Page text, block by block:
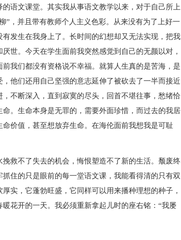
语文课堂。其实我从事语文教学以来，对于自己所上
”，并且带有教师个人主义色彩。从来没有为了上好一
发生在我身上了。长时间的幻想却又无法实现，把我
世。今天在学生面前我突然感觉到自己的无颜以对，
我们都没有资格说不幸福。就算人生真的是苦海，是
他们还用自己坚强的意志延伸了被砍去了一半而接近
不断深入，直到寂寞的尽头，回首不堪往事，愁绪恰
。生命本身是无罪的，需要外面珍惜，而过去的我居
价值，甚至想放弃生命。在海伦面前我想我是可耻
救不了失去的机会，悔恨塑造不了新的生活。颓废终
住的只是眼前的每一堂语文课，我能看得清的只有双
实，它蓬勃旺盛，它同样可以用来播种理想的种子，
花开的一天。我必须重新拿起儿时的座右铭：“我屡